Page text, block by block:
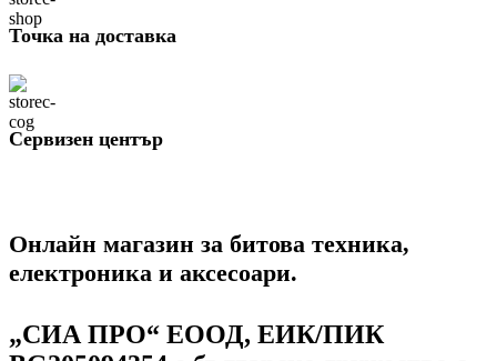
Точка на доставка
Сервизен център
Онлайн магазин за битова техника,
електроника и аксесоари.
„СИА ПРО“ ЕООД, ЕИК/ПИК